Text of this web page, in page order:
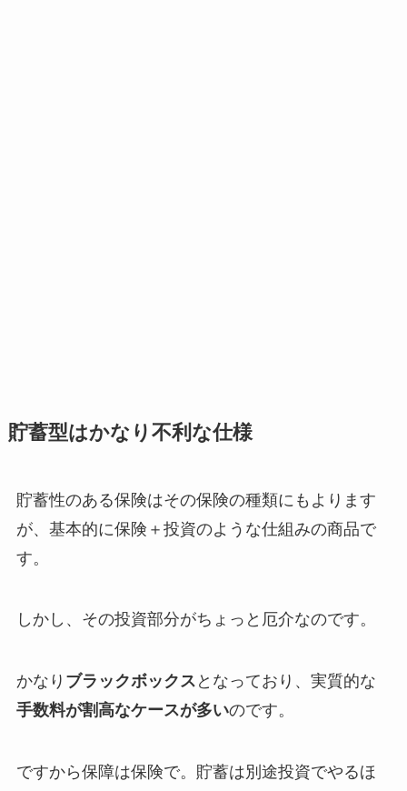
貯蓄型はかなり不利な仕様
貯蓄性のある保険はその保険の種類にもよります
が、基本的に保険＋投資のような仕組みの商品で
す。
しかし、その投資部分がちょっと厄介なのです。
かなり ブラックボックス となっており、実質的な
手数料が割高なケースが多いのです。
ですから保障は保険で。貯蓄は別途投資でやるほ